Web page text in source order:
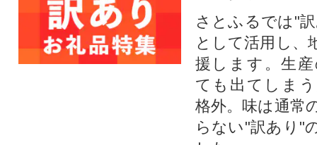
さとふるでは"
として活用し、
援します。⽣
ても出てしま
格外。味は通常
らない"訳あり"